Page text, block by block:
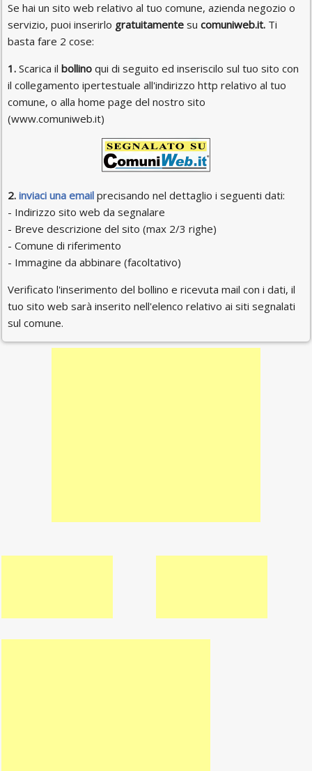
Se hai un sito web relativo al tuo comune, azienda negozio o
servizio, puoi inserirlo gratuitamentesu comuniweb.it.Ti
basta fare 2 cose:
1.Scarica il bollinoqui di seguito ed inseriscilo sul tuo sito con
il collegamento ipertestuale all'indirizzo http relativo al tuo
comune, o alla home page del nostro sito
(www.comuniweb.it)
2. inviaci una emailprecisando nel dettaglio i seguenti dati:
- Indirizzo sito web da segnalare
- Breve descrizione del sito (max 2/3 righe)
- Comune di riferimento
- Immagine da abbinare (facoltativo)
Verificato l'inserimento del bollino e ricevuta mail con i dati, il
tuo sito web sarà inserito nell'elenco relativo ai siti segnalati
sul comune.